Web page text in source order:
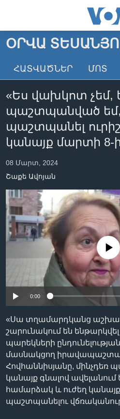
անցնել
հիմնական
անցնել
բովանդակությանը
հիմնական
բովանդակություն
ԳԼԽԱՎՈՐ ԷՋ
ԼՈՒՐԵՐ
ՏԵՍԱՆՅՈՒԹԵՐ
ՖԻԼՄԵՐ
ՄԵՐ ՄԱՍԻՆ
«ԱՄԵՐԻԿԱՅԻ ՁԱՅՆ»-Ի
ԿԱՊ ՄԵԶ ՀԵՏ
Learning English
ՀԵՏԵՒԵՔ ՄԵԶ
Լեզուներ
ՕՐՎԱ
ՀԱՏՎԱԾՆԵՐ ՄՈՏ
«Ես վախկոտ չեմ,
պաշտպանված եմ,
պաշտպանել
կանայք մարտի 8-
08 Մարտ, 2024
Շաքե Ավոյան
No media source
0:00
«Սա տղամարդկանց
շարունակում են
պարեկների ընդունելության
մասնակցող
Հովհաննիսյանը, մինչդեռ
կանայք գնալով ավելանում
համարձակ և ուժեղ
պաշտպանելու